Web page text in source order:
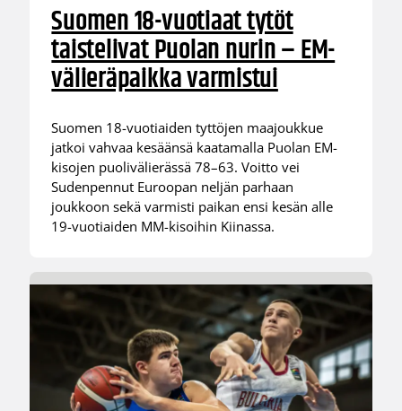
Suomen 18-vuotiaat tytöt
taistelivat Puolan nurin – EM-
välieräpaikka varmistui
Suomen 18-vuotiaiden tyttöjen maajoukkue
jatkoi vahvaa kesäänsä kaatamalla Puolan EM-
kisojen puolivälierässä 78–63. Voitto vei
Sudenpennut Euroopan neljän parhaan
joukkoon sekä varmisti paikan ensi kesän alle
19-vuotiaiden MM-kisoihin Kiinassa.